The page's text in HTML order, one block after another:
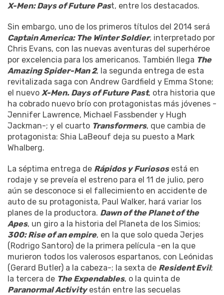
X-Men: Days of Future Past, entre los destacados.
Sin embargo, uno de los primeros títulos del 2014 será
Captain America: The Winter Soldier, interpretado por
Chris Evans, con las nuevas aventuras del superhéroe
por excelencia para los americanos. También llega The
Amazing Spider-Man 2, la segunda entrega de esta
revitalizada saga con Andrew Gardfield y Emma Stone;
el nuevo X-Men. Days of Future Past, otra historia que
ha cobrado nuevo brío con protagonistas más jóvenes -
Jennifer Lawrence, Michael Fassbender y Hugh
Jackman-; y el cuarto Transformers, que cambia de
protagonista: Shia LaBeouf deja su puesto a Mark
Whalberg.
La séptima entrega de Rápidos y Furiososestá en
rodaje y se preveía el estreno para el 11 de julio, pero
aún se desconoce si el fallecimiento en accidente de
auto de su protagonista, Paul Walker, hará variar los
planes de la productora. Dawn of the Planet of the
Apes, un giro a la historia del Planeta de los Simios;
300: Rise of an empire, en la que solo queda Jerjes
(Rodrigo Santoro) de la primera película -en la que
murieron todos los valerosos espartanos, con Leónidas
(Gerard Butler) a la cabeza-; la sexta de Resident Evil;
la tercera de The Expendables, o la quinta de
Paranormal Activityestán entre las secuelas